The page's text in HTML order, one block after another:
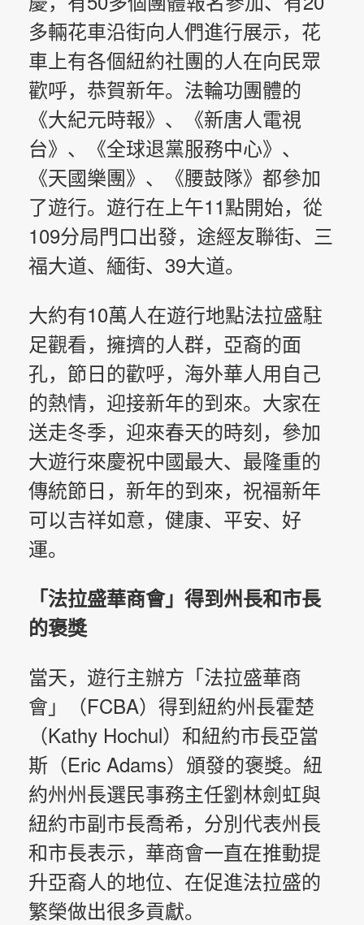
多輛花車沿街向人們進行展示，花
車上有各個紐約社團的人在向民眾
歡呼，恭賀新年。法輪功團體的
《大紀元時報》、《新唐人電視
台》、《全球退黨服務中心》、
《天國樂團》 、
《腰鼓隊》都參加
了遊行。遊行在上午11點開始，從
109分局門口出發，途經友聯街、三
福大道、緬街、39大道。
大約有10萬人在遊行地點法拉盛駐
足觀看，擁擠的人群，亞裔的面
孔，節日的歡呼，海外華人用自己
的熱情，迎接新年的到來。大家在
送走冬季，迎來春天的時刻，參加
大遊行來慶祝中國最大、最隆重的
傳統節日，新年的到來，祝福新年
可以吉祥如意，健康、平安、好
運。
「法拉盛華商會」得到州長和市長
的褒獎
當天，遊行主辦方「法拉盛華商
會」（FCBA）得到紐約州長霍楚
（Kathy Hochul）和紐約市長亞當
斯（Eric Adams）頒發的褒獎。紐
約州州長選民事務主任劉林劍虹與
紐約市副市長喬希，分別代表州長
和市長表示，華商會一直在推動提
升亞裔人的地位、在促進法拉盛的
繁榮做出很多貢獻。